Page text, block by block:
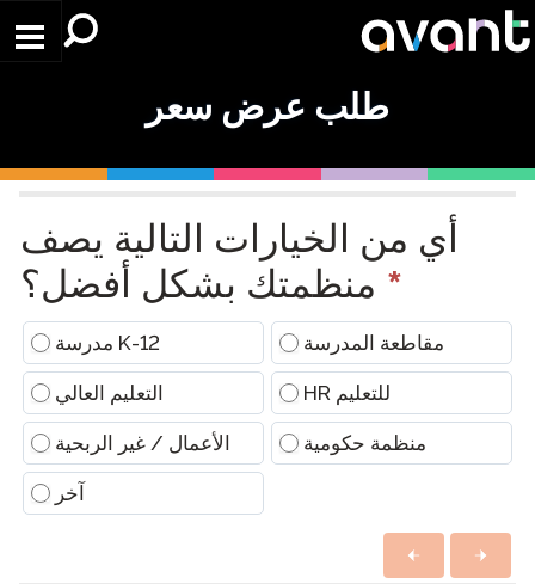
Skip to main
طلب عرض سعر
Quote
(Conversational)
أي من الخيارات التالية يصف
*
مدرسة K-12 مقاطعة المدرسة
التعليم العالي HR للتعليم
الأعمال / غير الربحية منظمة حكومية
آخر